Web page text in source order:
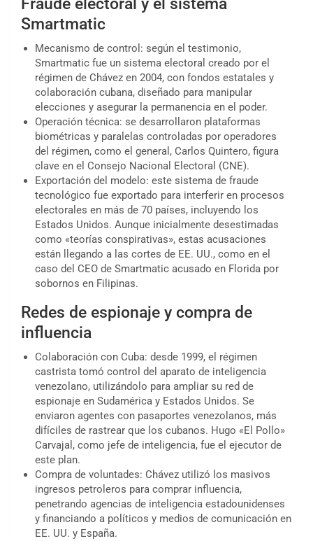
Fraude electoral y el sistema
Smartmatic
Mecanismo de control: según el testimonio,
Smartmatic fue un sistema electoral creado por el
régimen de Chávez en 2004, con fondos estatales y
colaboración cubana, diseñado para manipular
elecciones y asegurar la permanencia en el poder.
Operación técnica: se desarrollaron plataformas
biométricas y paralelas controladas por operadores
del régimen, como el general, Carlos Quintero, figura
clave en el Consejo Nacional Electoral (CNE).
Exportación del modelo: este sistema de fraude
tecnológico fue exportado para interferir en procesos
electorales en más de 70 países, incluyendo los
Estados Unidos. Aunque inicialmente desestimadas
como «teorías conspirativas», estas acusaciones
están llegando a las cortes de EE. UU., como en el
caso del CEO de Smartmatic acusado en Florida por
sobornos en Filipinas.
Redes de espionaje y compra de
influencia
Colaboración con Cuba: desde 1999, el régimen
castrista tomó control del aparato de inteligencia
venezolano, utilizándolo para ampliar su red de
espionaje en Sudamérica y Estados Unidos. Se
enviaron agentes con pasaportes venezolanos, más
difíciles de rastrear que los cubanos. Hugo «El Pollo»
Carvajal, como jefe de inteligencia, fue el ejecutor de
este plan.
Compra de voluntades: Chávez utilizó los masivos
ingresos petroleros para comprar influencia,
penetrando agencias de inteligencia estadounidenses
y financiando a políticos y medios de comunicación en
EE. UU. y España.